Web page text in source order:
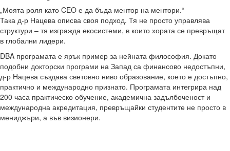
„Моята роля като CEO е да бъда ментор на ментори.“
Така д-р Нацева описва своя подход. Тя не просто управлява
структури – тя изгражда екосистеми, в които хората се превръщат
в глобални лидери.
DBA програмата е ярък пример за нейната философия. Докато
подобни докторски програми на Запад са финансово недостъпни,
д-р Нацева създава световно ниво образование, което е достъпно,
практично и международно признато. Програмата интегрира над
200 часа практическо обучение, академична задълбоченост и
международна акредитация, превръщайки студентите не просто в
мениджъри, а във визионери.